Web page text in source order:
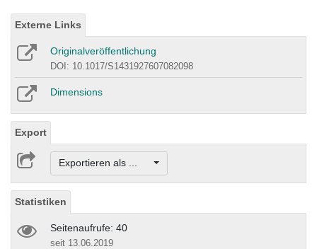
Externe Links
Originalveröffentlichung
DOI: 10.1017/S1431927607082098
Dimensions
Export
Exportieren als ...
Statistiken
Seitenaufrufe: 40
seit 13.06.2019